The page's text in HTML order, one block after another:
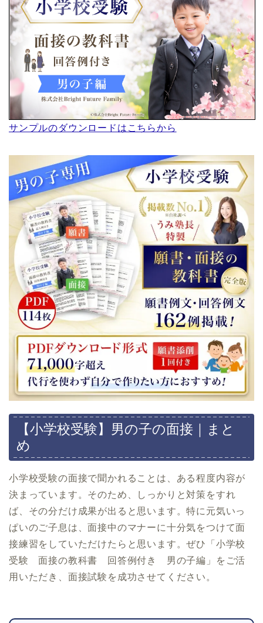
サンプルのダウンロードはこちらから
【小学校受験】男の子の面接｜まと
め
小学校受験の面接で聞かれることは、ある程度内容が
決まっています。そのため、しっかりと対策をすれ
ば、その分だけ成果が出ると思います。特に元気いっ
ぱいのご子息は、面接中のマナーに十分気をつけて面
接練習をしていただけたらと思います。ぜひ「小学校
受験 面接の教科書 回答例付き 男の子編」をご活
用いただき、面接試験を成功させてください。